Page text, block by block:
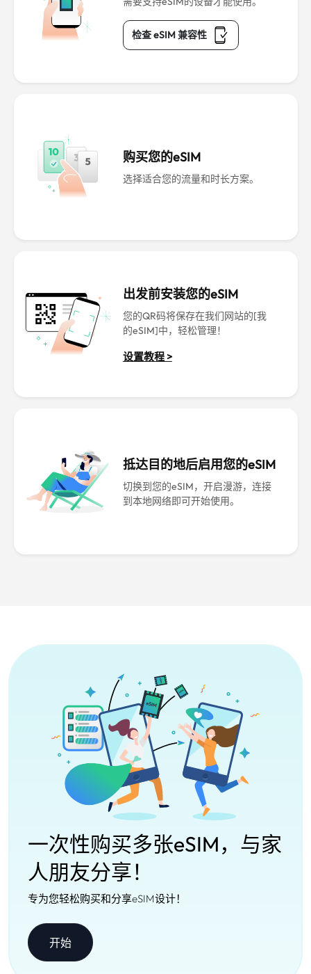
检查 eSIM 兼容性
购买您的eSIM
选择适合您的流量和时长方案。
出发前安装您的eSIM
您的QR码将保存在我们网站的[我
的eSIM]中，轻松管理！
设置教程 >
抵达目的地后启用您的eSIM
切换到您的eSIM，开启漫游，连接
到本地网络即可开始使用。
一次性购买多张eSIM，与家
人朋友分享！
专为您轻松购买和分享eSIM设计！
开始